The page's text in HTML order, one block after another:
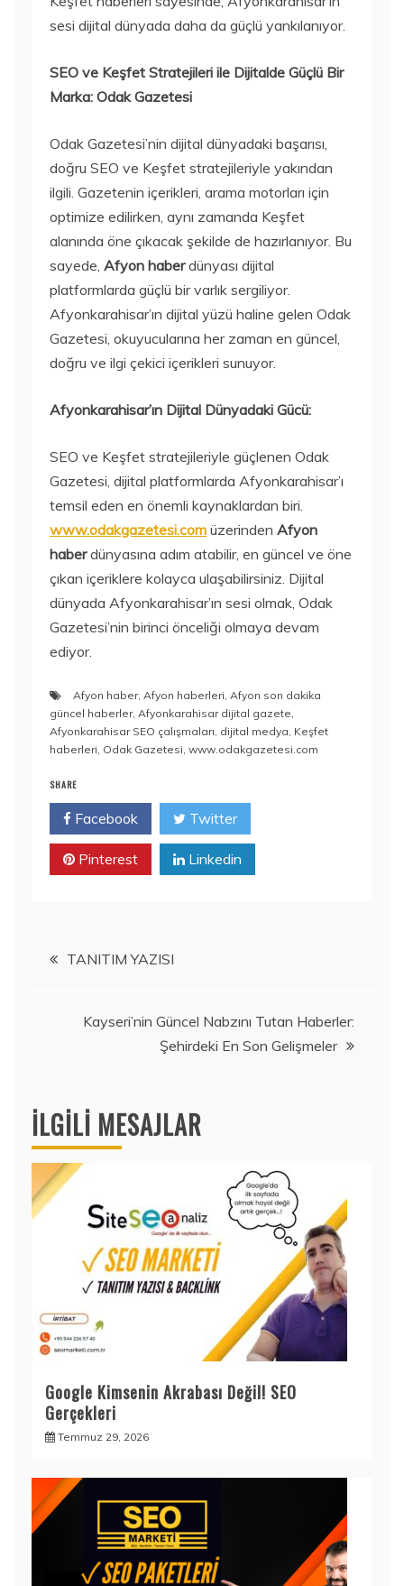
sesi dijital dünyada daha da güçlü yankılanıyor.
SEO ve Keşfet Stratejileri ile Dijitalde Güçlü Bir
Marka: Odak Gazetesi
Odak Gazetesi’nin dijital dünyadaki başarısı,
doğru SEO ve Keşfet stratejileriyle yakından
ilgili. Gazetenin içerikleri, arama motorları için
optimize edilirken, aynı zamanda Keşfet
alanında öne çıkacak şekilde de hazırlanıyor. Bu
sayede, Afyon haberdünyası dijital
platformlarda güçlü bir varlık sergiliyor.
Afyonkarahisar’ın dijital yüzü haline gelen Odak
Gazetesi, okuyucularına her zaman en güncel,
doğru ve ilgi çekici içerikleri sunuyor.
Afyonkarahisar’ın Dijital Dünyadaki Gücü:
SEO ve Keşfet stratejileriyle güçlenen Odak
Gazetesi, dijital platformlarda Afyonkarahisar’ı
temsil eden en önemli kaynaklardan biri.
www.odakgazetesi.com üzerinden Afyon
haberdünyasına adım atabilir, en güncel ve öne
çıkan içeriklere kolayca ulaşabilirsiniz. Dijital
dünyada Afyonkarahisar’ın sesi olmak, Odak
Gazetesi’nin birinci önceliği olmaya devam
ediyor.
Afyon haber, Afyon haberleri, Afyon son dakika
güncel haberler, Afyonkarahisar dijital gazete,
Afyonkarahisar SEO çalışmaları, dijital medya, Keşfet
haberleri, Odak Gazetesi, www.odakgazetesi.com
SHARE
Facebook Twitter
Pinterest Linkedin
YazıTANITIM YAZISI
Kayseri’nin Güncel Nabzını Tutan Haberler:
Şehirdeki En Son Gelişmeler
İLGILI MESAJLAR
Google Kimsenin Akrabası Değil! SEO
Gerçekleri
Temmuz 29, 2026